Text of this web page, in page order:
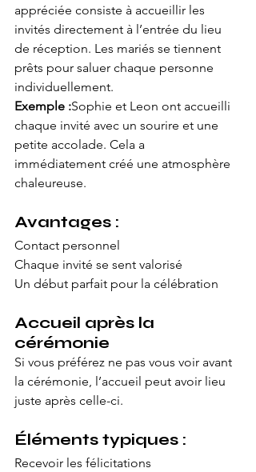
appréciée consiste à accueillir les
invités directement à l’entrée du lieu
de réception. Les mariés se tiennent
prêts pour saluer chaque personne
individuellement.
Exemple :Sophie et Leon ont accueilli
chaque invité avec un sourire et une
petite accolade. Cela a
immédiatement créé une atmosphère
chaleureuse.
Avantages :
Contact personnel
Chaque invité se sent valorisé
Un début parfait pour la célébration
Accueil après la
cérémonie
Si vous préférez ne pas vous voir avant
la cérémonie, l’accueil peut avoir lieu
juste après celle-ci.
Éléments typiques :
Recevoir les félicitations